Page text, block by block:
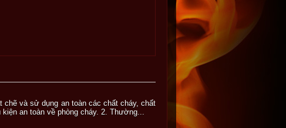
chẽ và sử dụng an toàn các chất cháy, chất
an toàn về phòng cháy. 2. Thường...